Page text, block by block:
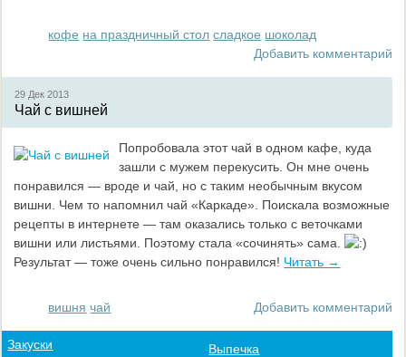
кофе на праздничный стол сладкое шоколад
Добавить комментарий
29 Дек2013
Чай с вишней
Попробовала этот чай в одном кафе, куда
зашли с мужем перекусить. Он мне очень
понравился — вроде и чай, но с таким необычным вкусом
вишни. Чем то напомнил чай «Каркаде». Поискала возможные
рецепты в интернете — там оказались только с веточками
вишни или листьями. Поэтому стала «сочинять» сама.
Результат — тоже очень сильно понравился! Читать →
вишня чай Добавить комментарий
Закуски
Выпечка